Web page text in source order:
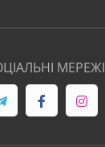
МЕРЕЖІ